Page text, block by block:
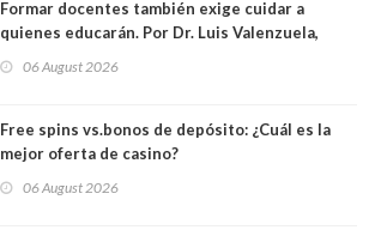
Formar docentes también exige cuidar a
quienes educarán. Por Dr. Luis Valenzuela,
Académicos U. Católica Silva Henríquez
06 August 2026
Free spins vs.bonos de depósito: ¿Cuál es la
mejor oferta de casino?
06 August 2026